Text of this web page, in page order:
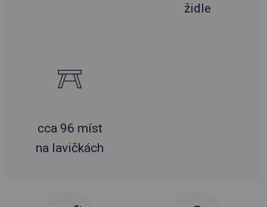
židle
cca 96 míst
na lavičkách